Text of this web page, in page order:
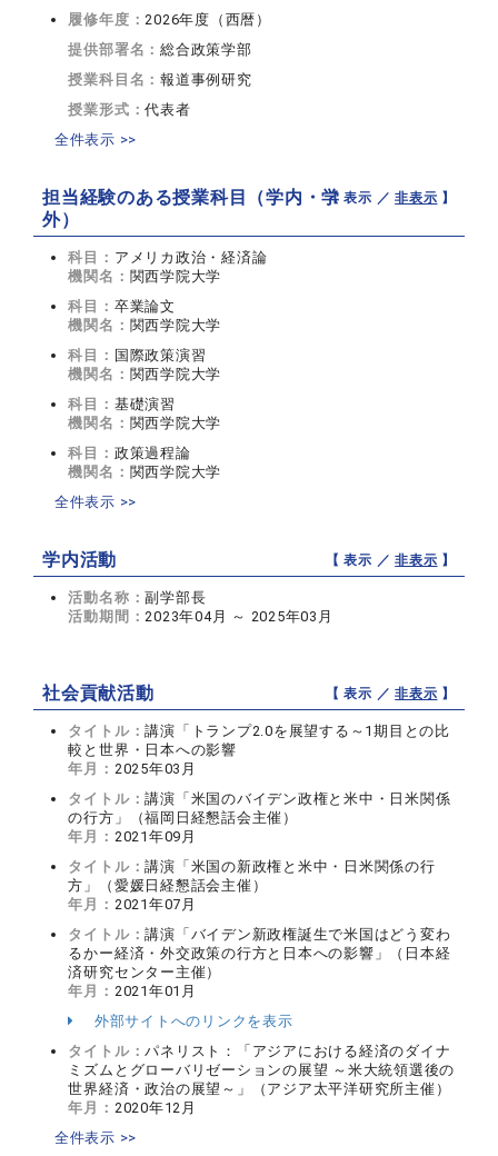
履修年度：2026年度（西暦）
提供部署名：総合政策学部
授業科目名：報道事例研究
授業形式：代表者
全件表示 >>
担当経験のある授業科目（学内・学
外）
【 表示 ／非表示 】
科目： アメリカ政治・経済論
機関名： 関西学院大学
科目： 卒業論文
機関名： 関西学院大学
科目： 国際政策演習
機関名： 関西学院大学
科目： 基礎演習
機関名： 関西学院大学
科目： 政策過程論
機関名： 関西学院大学
全件表示 >>
学内活動 【 表示 ／非表示 】
活動名称：副学部長
活動期間：2023年04月 ～ 2025年03月
社会貢献活動 【 表示 ／非表示 】
タイトル：講演「トランプ2.0を展望する～1期目との比
較と世界・日本への影響
年月： 2025年03月
タイトル：講演「米国のバイデン政権と米中・日米関係
の行方」（福岡日経懇話会主催）
年月： 2021年09月
タイトル：講演「米国の新政権と米中・日米関係の行
方」（愛媛日経懇話会主催）
年月： 2021年07月
タイトル：講演「バイデン新政権誕生で米国はどう変わ
るかー経済・外交政策の行方と日本への影響」（日本経
済研究センター主催）
年月： 2021年01月
外部サイトへのリンクを表示
タイトル：パネリスト：「アジアにおける経済のダイナ
ミズムとグローバリゼーションの展望 ～米大統領選後の
世界経済・政治の展望～」（アジア太平洋研究所主催）
年月： 2020年12月
全件表示 >>